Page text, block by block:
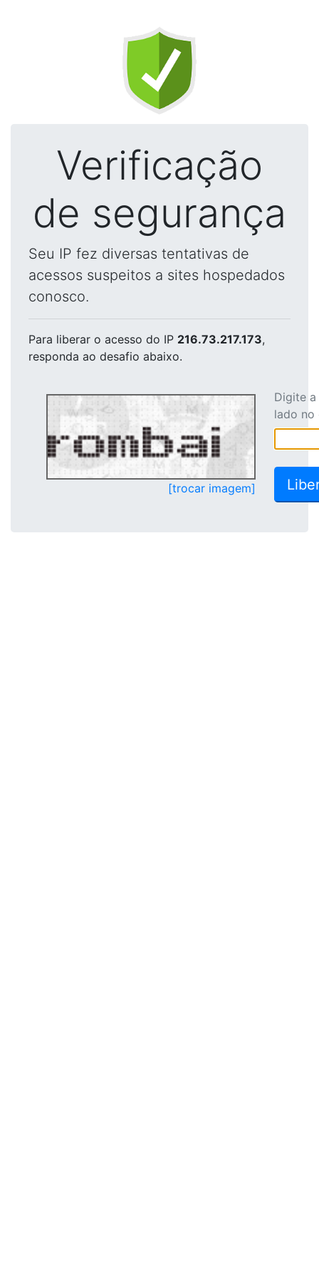
Verificação
de segurança
Seu IP fez diversas tentativas de
acessos suspeitos a sites hospedados
conosco.
Para liberar o acesso do IP 216.73.217.173,
responda ao desafio abaixo.
[trocar imagem]
Digite
lado no